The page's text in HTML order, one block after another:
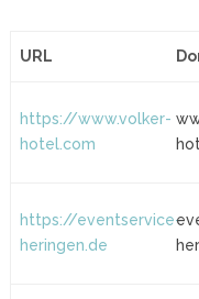
URL
https://www.volker-
hotel.com
https://eventservice-
heringen.de